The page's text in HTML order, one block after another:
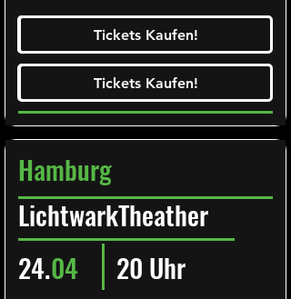
Tickets Kaufen!
Ticketalarm abonieren!
Tickets Kaufen!
Tickets Kaufen!
Tickets Kaufen!
Hamburg
LichtwarkTheather
24.04 20 Uhr